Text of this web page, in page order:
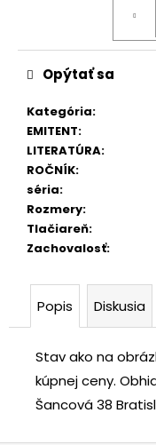
Kategória:
EMITENT:
LITERATÚRA:
ROČNÍK:
séria:
Rozmery:
Tlačiareň:
Zachovalosť:
Opýtať sa
Popis Diskusia
Stav ako na
kúpnej ceny.
Šancová 38
ú
č
m
e
LEOPOLD
GRAJCIAR
1706
€80